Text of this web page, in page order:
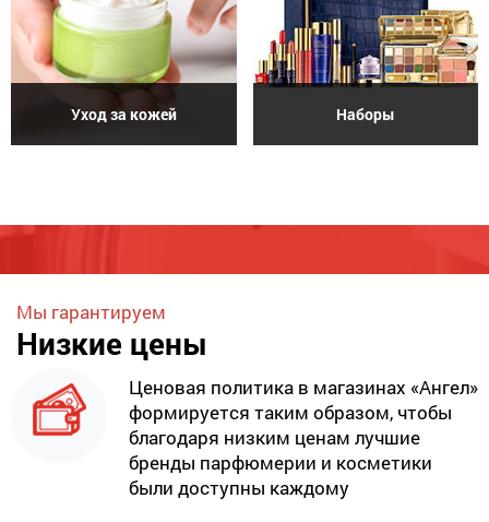
Уход за кожей Наборы
Мы гарантируем
Низкие цены
Ценовая политика в магазинах «Ангел»
формируется таким образом, чтобы
благодаря низким ценам лучшие
бренды парфюмерии и косметики
были доступны каждому